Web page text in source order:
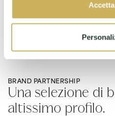
BRAND PARTNERSHIP
Una selezione di
altissimo profilo.